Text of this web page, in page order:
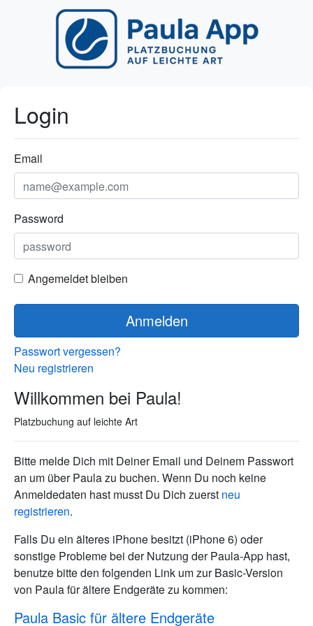
Login
Email
Password
Angemeldet bleiben
Anmelden
Passwort vergessen?
Neu registrieren
Willkommen bei Paula!
Platzbuchung auf leichte Art
Bitte melde Dich mit Deiner Email und Deinem Passwort
an um über Paula zu buchen. Wenn Du noch keine
Anmeldedaten hast musst Du Dich zuerst neu
registrieren.
Falls Du ein älteres iPhone besitzt (iPhone 6) oder
sonstige Probleme bei der Nutzung der Paula-App hast,
benutze bitte den folgenden Link um zur Basic-Version
von Paula für ältere Endgeräte zu kommen:
Paula Basic für ältere Endgeräte